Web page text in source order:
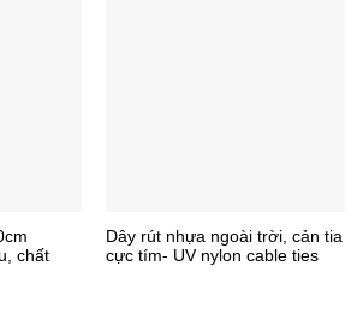
chất
Dây rút nhựa ngoài trời, cản tia
cực tím- UV nylon cable ties